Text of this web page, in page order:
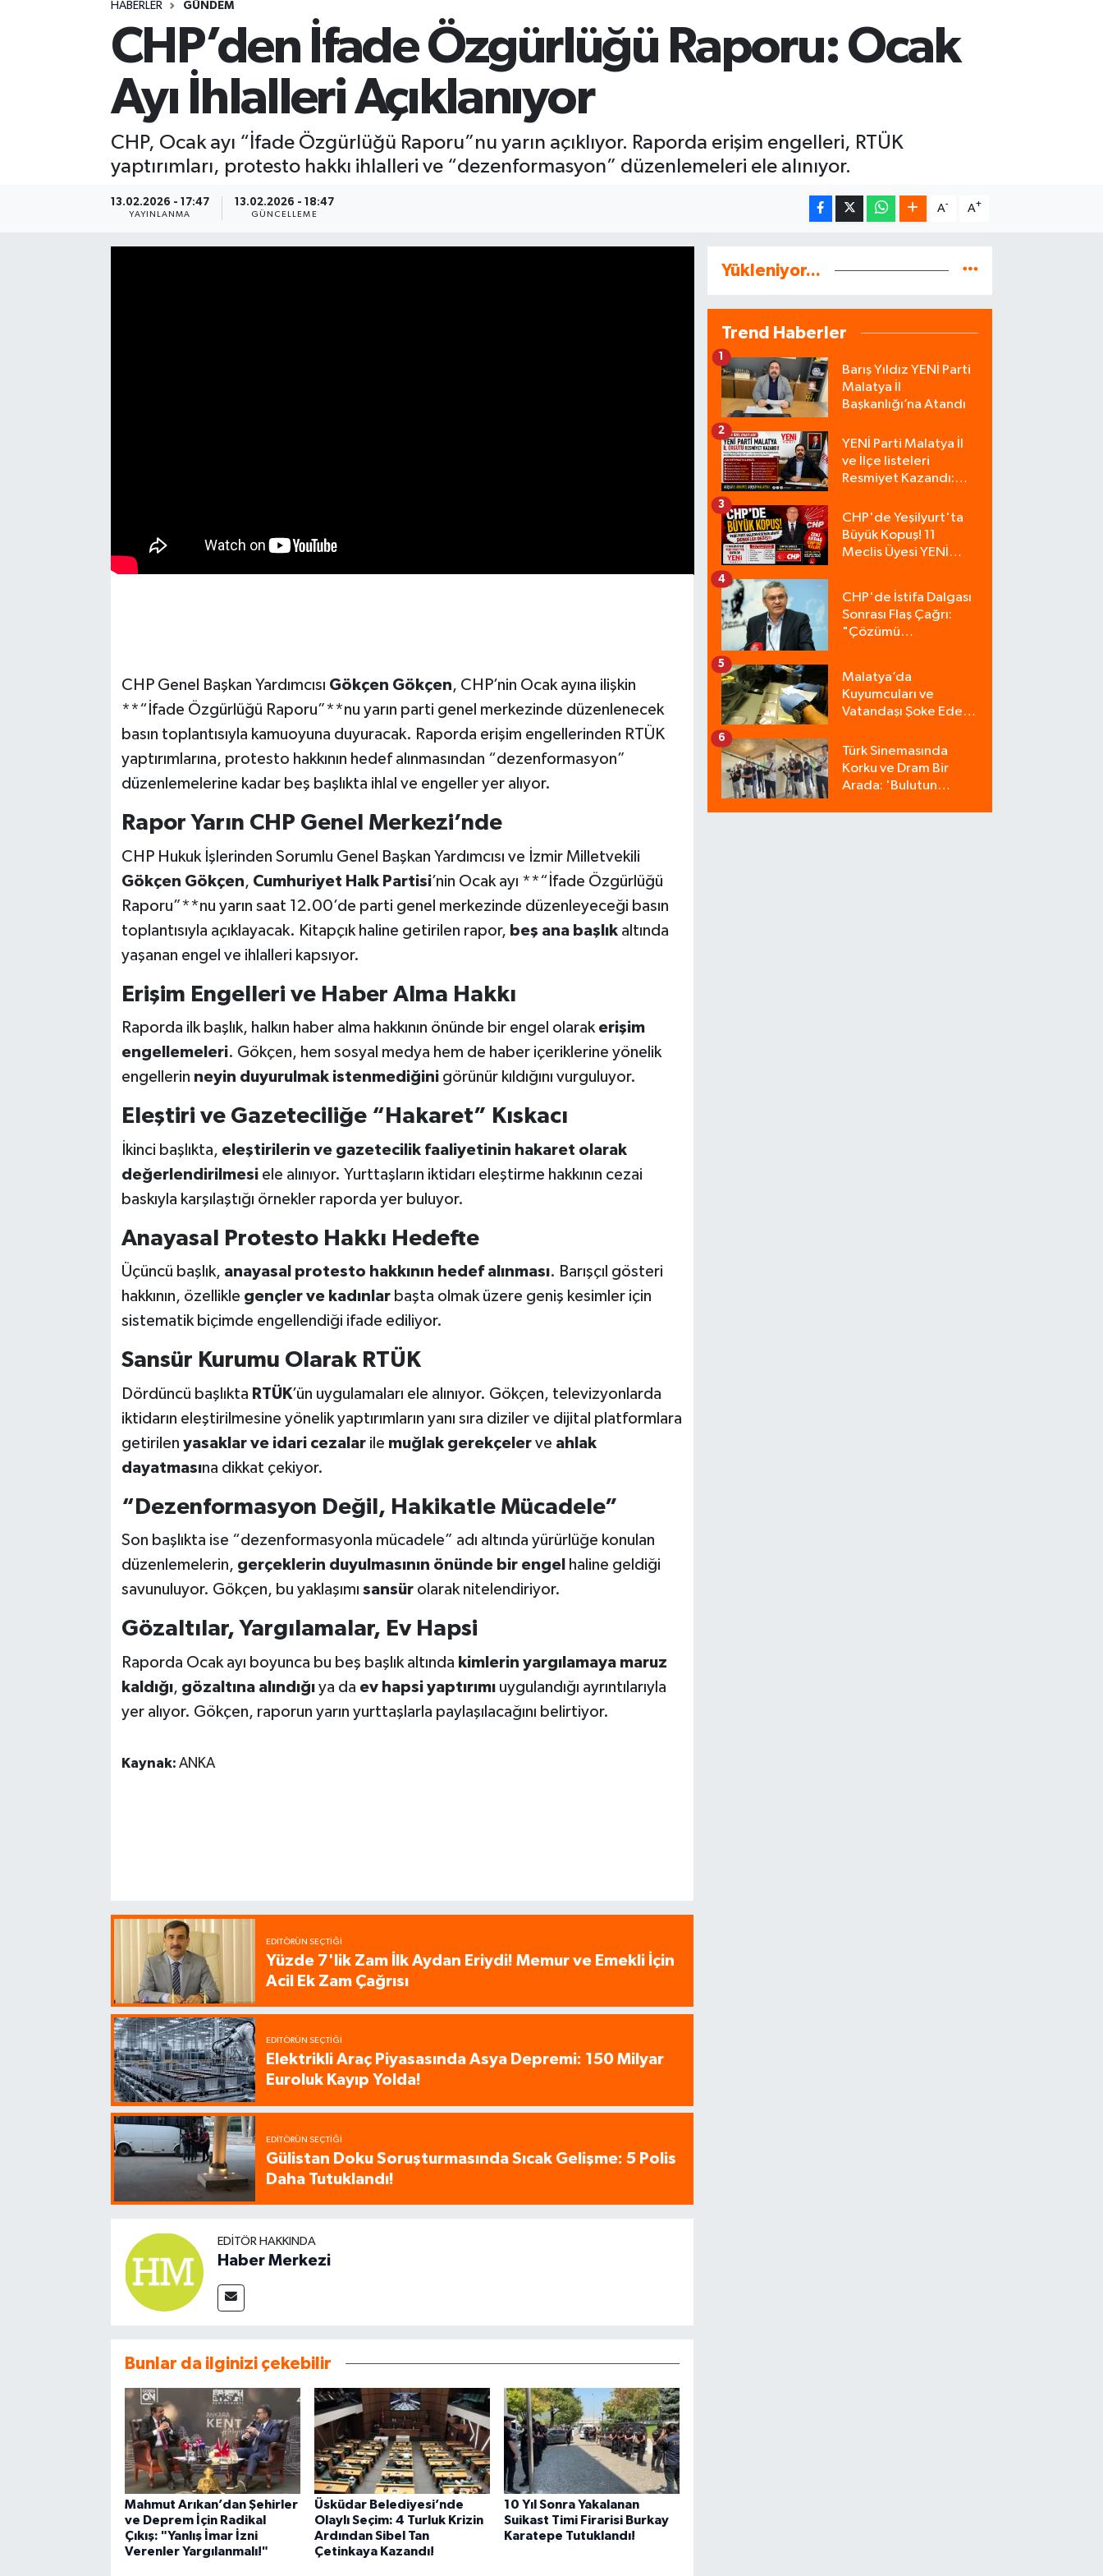
HABERLER GÜNDEM
CHP’den İfade Özgürlüğü Raporu: Ocak
Ayı İhlalleri Açıklanıyor
CHP, Ocak ayı “İfade Özgürlüğü Raporu”nu yarın açıklıyor. Raporda erişim engelleri, RTÜK
yaptırımları, protesto hakkı ihlalleri ve “dezenformasyon” düzenlemeleri ele alınıyor.
13.02.2026 - 17:47
YAYINLANMA
13.02.2026 - 18:47
GÜNCELLEME
A- A+
CHP Genel Başkan Yardımcısı Gökçen Gökçen, CHP’nin Ocak ayına ilişkin
**“İfade Özgürlüğü Raporu”**nu yarın parti genel merkezinde düzenlenecek
basın toplantısıyla kamuoyuna duyuracak. Raporda erişim engellerinden RTÜK
yaptırımlarına, protesto hakkının hedef alınmasından “dezenformasyon”
düzenlemelerine kadar beş başlıkta ihlal ve engeller yer alıyor.
Rapor Yarın CHP Genel Merkezi’nde
CHP Hukuk İşlerinden Sorumlu Genel Başkan Yardımcısı ve İzmir Milletvekili
Gökçen Gökçen, Cumhuriyet Halk Partisi’nin Ocak ayı **“İfade Özgürlüğü
Raporu”**nu yarın saat 12.00’de parti genel merkezinde düzenleyeceği basın
toplantısıyla açıklayacak. Kitapçık haline getirilen rapor, beş ana başlıkaltında
yaşanan engel ve ihlalleri kapsıyor.
Erişim Engelleri ve Haber Alma Hakkı
Raporda ilk başlık, halkın haber alma hakkının önünde bir engel olarak erişim
engellemeleri. Gökçen, hem sosyal medya hem de haber içeriklerine yönelik
engellerin neyin duyurulmak istenmediğinigörünür kıldığını vurguluyor.
Eleştiri ve Gazeteciliğe “Hakaret” Kıskacı
İkinci başlıkta, eleştirilerin ve gazetecilik faaliyetinin hakaret olarak
değerlendirilmesiele alınıyor. Yurttaşların iktidarı eleştirme hakkının cezai
baskıyla karşılaştığı örnekler raporda yer buluyor.
Anayasal Protesto Hakkı Hedefte
Üçüncü başlık, anayasal protesto hakkının hedef alınması. Barışçıl gösteri
hakkının, özellikle gençler ve kadınlarbaşta olmak üzere geniş kesimler için
sistematik biçimde engellendiği ifade ediliyor.
Sansür Kurumu Olarak RTÜK
Dördüncü başlıkta RTÜK’ün uygulamaları ele alınıyor. Gökçen, televizyonlarda
iktidarın eleştirilmesine yönelik yaptırımların yanı sıra diziler ve dijital platformlara
getirilen yasaklar ve idari cezalarile muğlak gerekçelerve ahlak
dayatmasına dikkat çekiyor.
“Dezenformasyon Değil, Hakikatle Mücadele”
Son başlıkta ise “dezenformasyonla mücadele” adı altında yürürlüğe konulan
düzenlemelerin, gerçeklerin duyulmasının önünde bir engel haline geldiği
savunuluyor. Gökçen, bu yaklaşımı sansürolarak nitelendiriyor.
Gözaltılar, Yargılamalar, Ev Hapsi
Raporda Ocak ayı boyunca bu beş başlık altında kimlerin yargılamaya maruz
kaldığı, gözaltına alındığıya da ev hapsi yaptırımıuygulandığı ayrıntılarıyla
yer alıyor. Gökçen, raporun yarın yurttaşlarla paylaşılacağını belirtiyor.
Kaynak: ANKA
EDITÖRÜN SEÇTIĞI
Yüzde 7'lik Zam İlk Aydan Eriydi! Memur ve Emekli İçin
Acil Ek Zam Çağrısı
EDITÖRÜN SEÇTIĞI
Elektrikli Araç Piyasasında Asya Depremi: 150 Milyar
Euroluk Kayıp Yolda!
EDITÖRÜN SEÇTIĞI
Gülistan Doku Soruşturmasında Sıcak Gelişme: 5 Polis
Daha Tutuklandı!
EDITÖR HAKKINDA
Haber Merkezi
Bunlar da ilginizi çekebilir
Mahmut Arıkan’dan Şehirler
ve Deprem İçin Radikal
Çıkış: "Yanlış İmar İzni
Verenler Yargılanmalı!"
Üsküdar Belediyesi’nde
Olaylı Seçim: 4 Turluk Krizin
Ardından Sibel Tan
Çetinkaya Kazandı!
10 Yıl Sonra Yakalanan
Suikast Timi Firarisi Burkay
Karatepe Tutuklandı!
Yükleniyor...
Trend Haberler
Barış Yıldız YENİ Parti
Malatya İl
Başkanlığı’na Atandı
1
YENİ Parti Malatya İl
ve İlçe listeleri
Resmiyet Kazandı:
2
CHP'de Yeşilyurt'ta
Büyük Kopuş! 11
Meclis Üyesi YENİ
Tek Üyeyle Kaldı
3
CHP'de İstifa Dalgası
Sonrası Flaş Çağrı:
"Çözümü
4
Malatya’da
Kuyumcuları ve
Vatandaşı Şoke Eden
Milyonluk Tuzağı Polis
Bozdu!
5
Türk Sinemasında
Korku ve Dram Bir
Arada: 'Bulutun
6